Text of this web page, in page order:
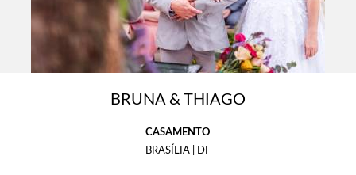
BRUNA & THIAGO
CASAMENTO
BRASÍLIA | DF